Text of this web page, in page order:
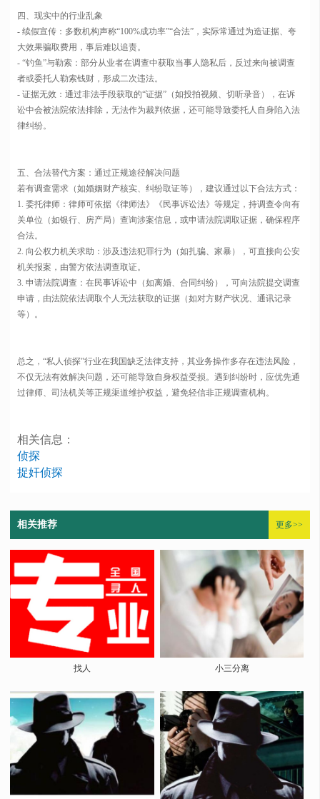
四、现实中的行业乱象
- 续假宣传：多数机构声称“100%成功率”“合法”，实际常通过为造证据、夸
大效果骗取费用，事后难以追责。
- “钓鱼”与勒索：部分从业者在调查中获取当事人隐私后，反过来向被调查
者或委托人勒索钱财，形成二次违法。
- 证据无效：通过非法手段获取的“证据”（如投拍视频、切听录音），在诉
讼中会被法院依法排除，无法作为裁判依据，还可能导致委托人自身陷入法
律纠纷。
五、合法替代方案：通过正规途径解决问题
若有调查需求（如婚姻财产核实、纠纷取证等），建议通过以下合法方式：
1. 委托律师：律师可依据《律师法》《民事诉讼法》等规定，持调查令向有
关单位（如银行、房产局）查询涉案信息，或申请法院调取证据，确保程序
合法。
2. 向公权力机关求助：涉及违法犯罪行为（如扎骗、家暴），可直接向公安
机关报案，由警方依法调查取证。
3. 申请法院调查：在民事诉讼中（如离婚、合同纠纷），可向法院提交调查
申请，由法院依法调取个人无法获取的证据（如对方财产状况、通讯记录
等）。
总之，“私人侦探”行业在我国缺乏法律支持，其业务操作多存在违法风险，
不仅无法有效解决问题，还可能导致自身权益受损。遇到纠纷时，应优先通
过律师、司法机关等正规渠道维护权益，避免轻信非正规调查机构。
相关信息：
侦探
捉奸侦探
相关推荐 更多>>
找人 小三分离